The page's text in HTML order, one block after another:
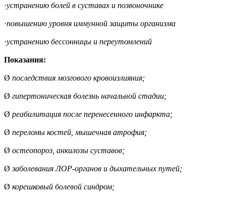
·устранению болей в суставах и позвоночнике
·повышению уровня иммунной защиты организма
·устранению бессонницы и переутомлений
Показания:
Ø последствия мозгового кровоизлияния;
Ø гипертоническая болезнь начальной стадии;
Ø реабилитация после перенесенного инфаркта;
Ø переломы костей, мышечная атрофия;
Ø остеопороз, анкилозы суставов;
Øзаболевания ЛОР-органов и дыхательных путей;
Ø корешковый болевой синдром;